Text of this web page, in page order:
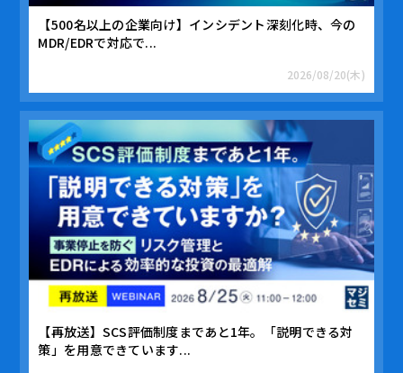
【500名以上の企業向け】インシデント深刻化時、今の
MDR/EDRで対応で...
2026/08/20(木)
【再放送】SCS評価制度まであと1年。「説明できる対
策」を用意できています...